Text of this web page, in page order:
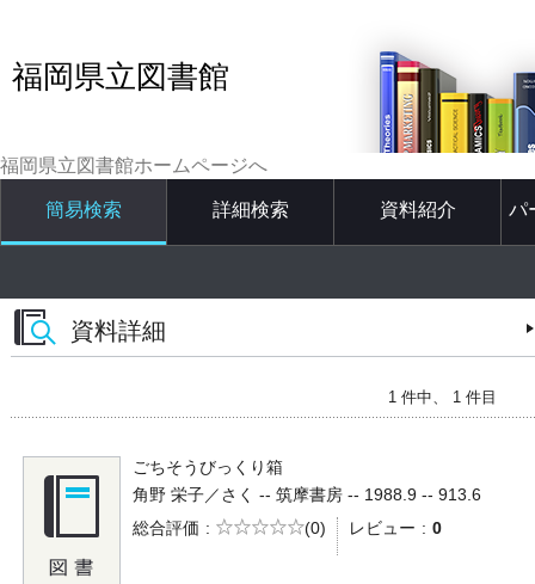
福岡県立図書館
福岡県立図書館ホームページへ
簡易検索 詳細検索 資料紹介 パ
資料詳細
1 件中、 1 件目
ごちそうびっくり箱
角野 栄子／さく -- 筑摩書房 -- 1988.9 -- 913.6
総合評価
5段階評価
(0) レビュー 0